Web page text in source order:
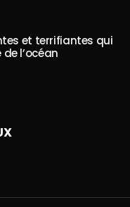
et terrifiantes qui
l’océan